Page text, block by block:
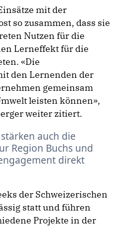
mit der
so zusammen, dass sie
Nutzen für die
Lerneffekt für die
«Die
den Lernenden der
gemeinsam
leisten können»,
weiter zitiert.
auch die
Region Buchs und
direkt
der Schweizerischen
statt und führen
Projekte in der